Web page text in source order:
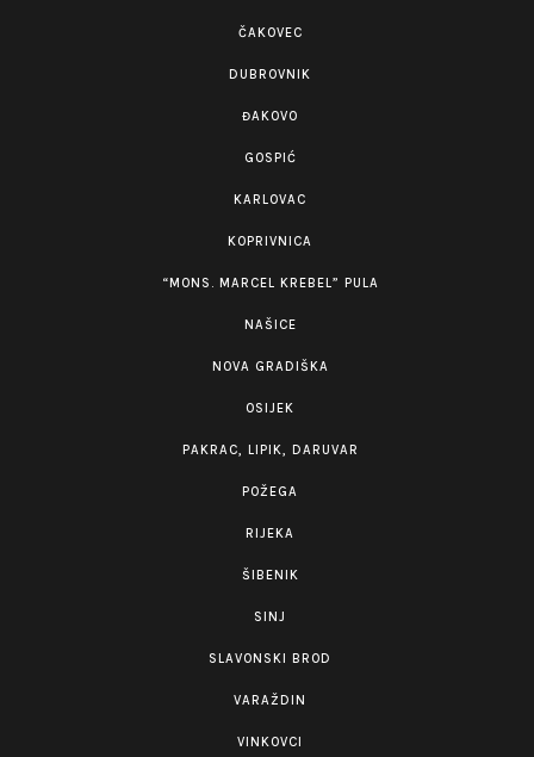
ČAKOVEC
DUBROVNIK
ĐAKOVO
GOSPIĆ
KARLOVAC
KOPRIVNICA
“MONS. MARCEL KREBEL” PULA
NAŠICE
NOVA GRADIŠKA
OSIJEK
PAKRAC, LIPIK, DARUVAR
POŽEGA
RIJEKA
ŠIBENIK
SINJ
SLAVONSKI BROD
VARAŽDIN
VINKOVCI